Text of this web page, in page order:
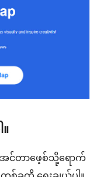
င်တာဖေ့စ်သို့ရောက်